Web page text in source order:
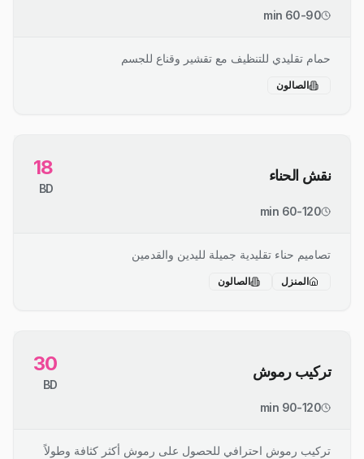
60-90 min
حمام تقليدي للتنظيف مع تقشير وقناع للجسم
الصالون
نقش الحناء 18
BD
60-120 min
تصاميم حناء تقليدية جميلة لليدين والقدمين
المنزل الصالون
تركيب رموش 30
BD
90-120 min
تركيب رموش احترافي للحصول على رموش أكثر كثافة وطولاً